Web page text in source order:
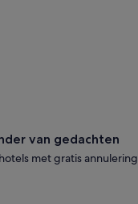
van gedachten
met gratis annulering